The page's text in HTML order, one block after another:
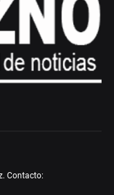
Contacto: